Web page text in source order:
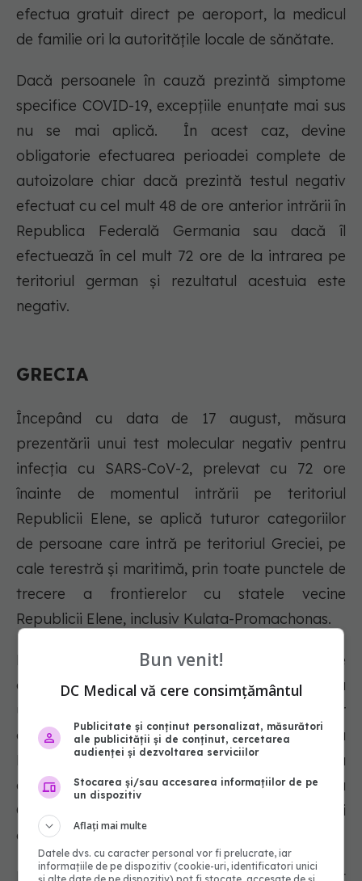
efectua gratuit direct pe aeroport, la medicul
de familie ori la autoritățile locale de sănătate.
Dacă persoanele în cauză prezintă simptome
specifice COVID-19, excepțiile enunțate mai sus
nu se mai aplică. În acest caz, devine
obligatorie efectuarea perioadei complete de
autoizolare chiar dacă prezintă testul negativ
efectuat cu cel mult 48 de ore anterior intrării în
Republica Federală Germania sau dacă îl
efectuează în cel mult 72 ore de la intrarea pe
teritoriul german și rezultatul acestuia este
negativ.
GRECIA
Începând cu data de 17 august, măsura
prezentării unui test molecular negativ pentru
infecția cu SARS-CoV-2, prelevat cu 72 ore
înainte de momentul intrării pe teritoriul
Republicii Elene, se aplică tuturor categoriilor
de persoane care intră pe teritoriul Greciei, pe
cale terestră și maritimă, prin toate punctele de
trecere a frontierelor cu statele vecine
Republicii Elene, inclusiv Kulata-Promachonas.
Reglementările anunțate de autoritățile elene se
aplică, în plus față de cele anterioare, pentru
următoarele categorii de persoane: cetățenilor
care călătoresc în scopuri esențiale în Republica
Elenă și care erau anterior scutite de la
obligativitatea prezentării testului pentru
COVID-19, cetățenilor greci și cetățenilor străini
cu rezidența în Republica Elenă.
Măsura prezentării la frontieră a unui test
Bun venit!
DC Medical vă cere consimțământul
Publicitate și conținut personalizat, măsurători
ale publicității și de conținut, cercetarea
audienței și dezvoltarea serviciilor
Stocarea și/sau accesarea informațiilor de pe
un dispozitiv
Aflați mai multe
Datele dvs. cu caracter personal vor fi prelucrate, iar
informațiile de pe dispozitiv (cookie-uri, identificatori unici